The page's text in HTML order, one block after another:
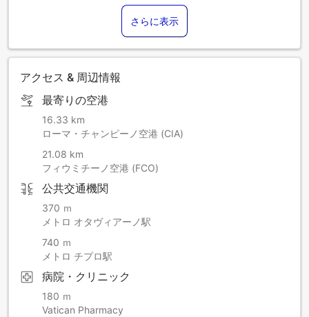
さらに表示
アクセス & 周辺情報
最寄りの空港
16.33 km
ローマ・チャンピーノ空港 (CIA)
21.08 km
フィウミチーノ空港 (FCO)
公共交通機関
370 ｍ
メトロ オタヴィアーノ駅
740 ｍ
メトロ チプロ駅
病院・クリニック
180 ｍ
Vatican Pharmacy